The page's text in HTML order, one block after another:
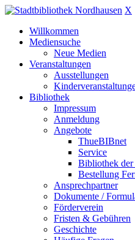
X
Willkommen
Mediensuche
Neue Medien
Veranstaltungen
Ausstellungen
Bibliothek
Impressum
Anmeldung
Angebote
ThueBIBnet
Service
Bibliothek
Bestellung
Ansprechpartner
Dokumente /
Förderverein
Fristen & Gebühren
Geschichte